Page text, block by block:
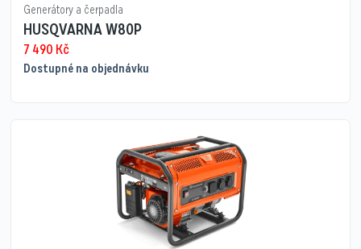
Generátory a čerpadla
HUSQVARNA W80P
7 490 Kč
Dostupné na objednávku